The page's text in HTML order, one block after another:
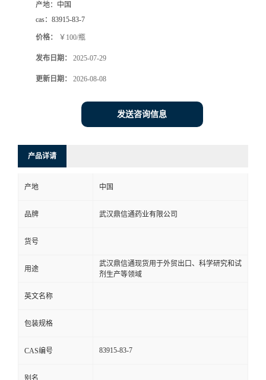
产地： 中国
cas： 83915-83-7
价格： ￥100/瓶
发布日期： 2025-07-29
更新日期： 2026-08-08
发送咨询信息
产品详请
产地 中国
品牌 武汉鼎信通药业有限公司
货号
用途
武汉鼎信通现货用于外贸出口、科学研究和试
剂生产等领域
英文名称
包装规格
CAS编号 83915-83-7
别名